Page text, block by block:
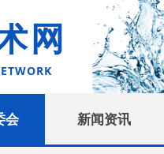
网
会 新闻资讯